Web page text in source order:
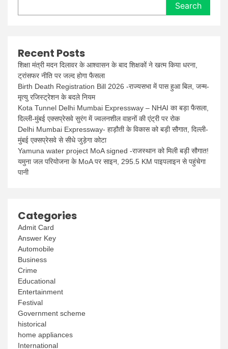
Search
Recent Posts
शिक्षा मंत्री मदन दिलावर के आश्वासन के बाद शिक्षकों ने खत्म किया धरना,
ट्रांसफर नीति पर जल्द होगा फैसला
Birth Death Registration Bill 2026 -राज्यसभा में पास हुआ बिल, जन्म-
मृत्यु रजिस्ट्रेशन के बदले नियम
Kota Tunnel Delhi Mumbai Expressway – NHAI का बड़ा फैसला,
दिल्ली-मुंबई एक्सप्रेसवे सुरंग में ज्वलनशील वाहनों की एंट्री पर रोक
Delhi Mumbai Expressway- हाड़ौती के विकास को बड़ी सौगात, दिल्ली-
मुंबई एक्सप्रेसवे से सीधे जुड़ेगा कोटा
Yamuna water project MoA signed -राजस्थान को मिली बड़ी सौगात!
यमुना जल परियोजना के MoA पर साइन, 295.5 KM पाइपलाइन से पहुंचेगा
पानी
Categories
Admit Card
Answer Key
Automobile
Business
Crime
Educational
Entertainment
Festival
Government scheme
historical
home appliances
International